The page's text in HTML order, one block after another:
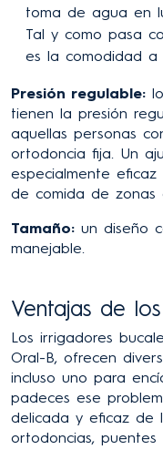
toma de agua en
Tal y como pasa
es la comodidad a
Presión regulable:
tienen la presión
aquellas personas
ortodoncia fija. Un
especialmente
de comida de zonas
Tamaño: un diseño
manejable.
Ventajas de
Los irrigadores
Oral-B, ofrecen
incluso uno para
padeces ese
delicada y eficaz de
ortodoncias, puentes